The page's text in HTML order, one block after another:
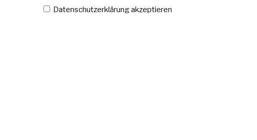
Datenschutzerklärung akzeptieren